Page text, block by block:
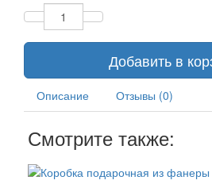
Добавить в
Описание Отзывы (0)
Смотрите также: